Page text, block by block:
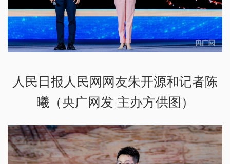
人民日报人民网网友朱开源和记者陈
曦（央广网发 主办方供图）